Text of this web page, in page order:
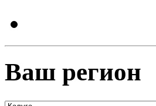
Ваш регион